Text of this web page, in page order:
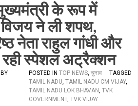
के रूप में
विजय ने ली शपथ,
नेता राहुल गांधी और
रही स्पेशल अट्रैक्शन
BY
POSTED IN TOP NEWS, चुनाव
TAGGED
TAMIL NADU, TAMIL NADU CM VIJAY,
TAMIL NADU LOK BHAVAN, TVK
GOVERNMENT, TVK VIJAY